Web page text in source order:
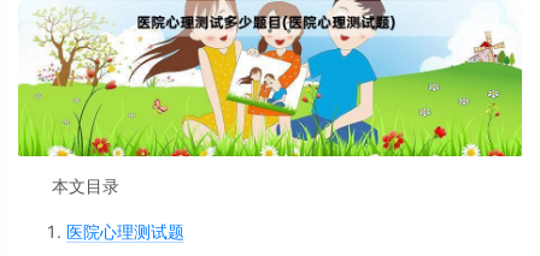
本文目录
医院心理测试题